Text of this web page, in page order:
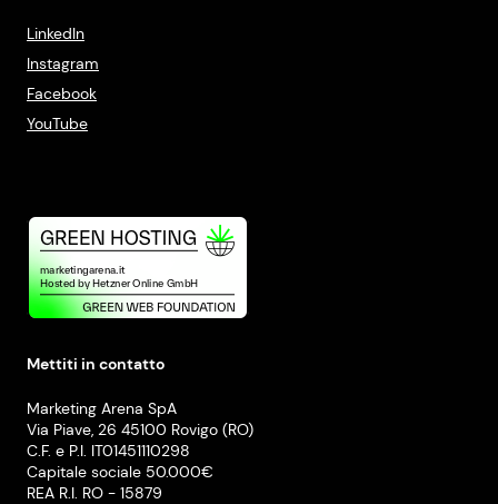
LinkedIn
Instagram
Facebook
YouTube
Mettiti in contatto
Marketing Arena SpA
Via Piave, 26 45100 Rovigo (RO)
C.F. e P.I. IT01451110298
Capitale sociale 50.000€
REA R.I. RO - 15879